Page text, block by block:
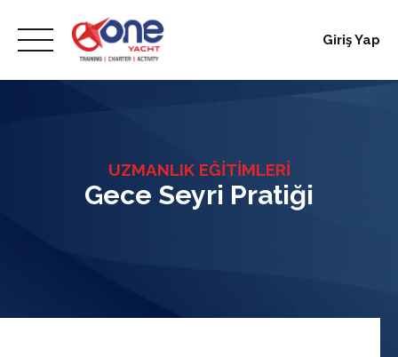
content
Giriş Yap
UZMANLIK EĞİTİMLERİ
Gece Seyri Pratiği